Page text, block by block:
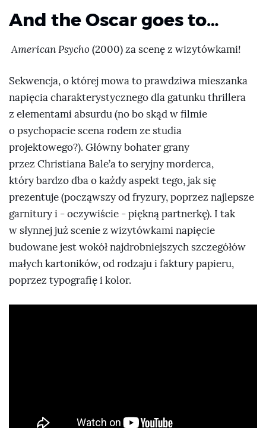
And the Oscar goes to…
American Psycho (2000) za scenę z wizytówkami!
Sekwencja, o której mowa to prawdziwa mieszanka
napięcia charakterystycznego dla gatunku thrillera
z elementami absurdu (no bo skąd w filmie
o psychopacie scena rodem ze studia
projektowego?). Główny bohater grany
przez Christiana Bale’a to seryjny morderca,
który bardzo dba o każdy aspekt tego, jak się
prezentuje (począwszy od fryzury, poprzez najlepsze
garnitury i - oczywiście - piękną partnerkę). I tak
w słynnej już scenie z wizytówkami napięcie
budowane jest wokół najdrobniejszych szczegółów
małych kartoników, od rodzaju i faktury papieru,
poprzez typografię i kolor.